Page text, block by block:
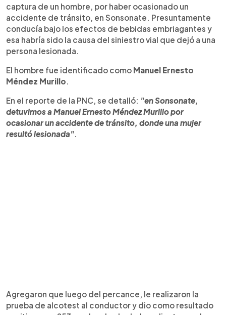
captura de un hombre, por haber ocasionado un
accidente de tránsito, en Sonsonate. Presuntamente
conducía bajo los efectos de bebidas embriagantes y
esa habría sido la causa del siniestro vial que dejó a una
persona lesionada.
El hombre fue identificado como Manuel Ernesto
Méndez Murillo.
En el reporte de la PNC, se detalló: "en Sonsonate,
detuvimos a Manuel Ernesto Méndez Murillo por
ocasionar un accidente de tránsito, donde una mujer
resultó lesionada".
Agregaron que luego del percance, le realizaron la
prueba de alcotest al conductor y dio como resultado